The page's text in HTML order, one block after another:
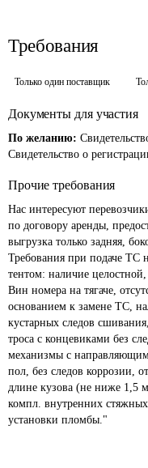
Требования
Только один поставщик
Документы для участия
По желанию:
Свидетельство о
Прочие требования
Нас интересуют
по договору аренды,
выгрузка только задняя,
Требования при подаче ТС
тентом: наличие
Вин номера на тягаче,
основанием к замене ТС,
кустарных следов
троса с концевиками без
механизмы с
пол, без следов коррозии,
длине кузова (не ниже 1,5
компл. внутренних